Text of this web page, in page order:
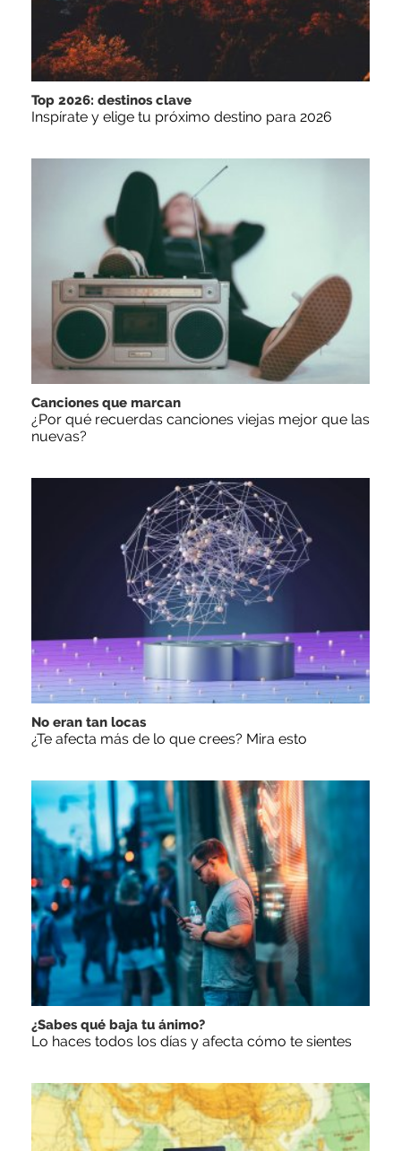
Top 2026: destinos clave
Inspírate y elige tu próximo destino para 2026
Canciones que marcan
¿Por qué recuerdas canciones viejas mejor que las
nuevas?
No eran tan locas
¿Te afecta más de lo que crees? Mira esto
¿Sabes qué baja tu ánimo?
Lo haces todos los días y afecta cómo te sientes